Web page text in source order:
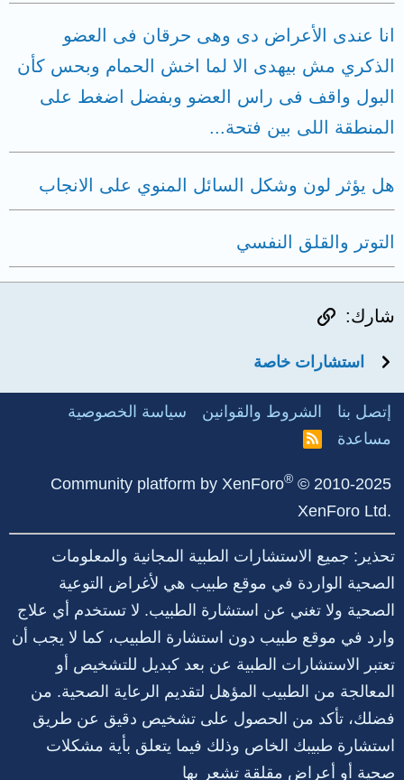
انا عندى الأعراض دى وهى حرقان فى العضو
الذكري مش بيهدى الا لما اخش الحمام وبحس كأن
البول واقف فى راس العضو وبفضل اضغط على
المنطقة اللى بين فتحة...
هل يؤثر لون وشكل السائل المنوي على الانجاب
التوتر والقلق النفسي
شارك: الرابط
استشارات خاصة
إتصل بنا الشروط والقوانين
سياسة الخصوصية
مساعدة
R
Community platform by XenForo® © 2010-2025
XenForo Ltd.
تحذير: جميع الاستشارات الطبية المجانية والمعلومات
الصحية الواردة في موقع طبيب هي لأغراض التوعية
الصحية ولا تغني عن استشارة الطبيب. لا تستخدم أي علاج
وارد في موقع طبيب دون استشارة الطبيب، كما لا يجب أن
تعتبر الاستشارات الطبية عن بعد كبديل للتشخيص أو
المعالجة من الطبيب المؤهل لتقديم الرعاية الصحية. من
فضلك، تأكد من الحصول على تشخيص دقيق عن طريق
استشارة طبيبك الخاص وذلك فيما يتعلق بأية مشكلات
صحية أو أعراض مقلقة تشعر بها